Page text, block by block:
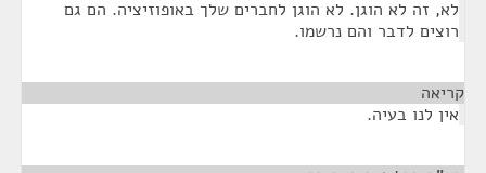
לא, זה לא הוגן. לא הוגן לחברים שלך באופוזיציה. הם גם
רוצים לדבר והם נרשמו.
קריאה
אין לנו בעיה.